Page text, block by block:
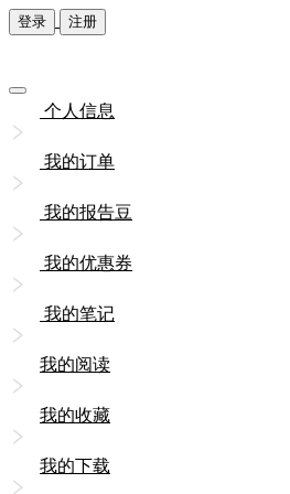
登录 注册
个人信息
我的订单
我的报告豆
我的优惠券
我的笔记
我的阅读
我的收藏
我的下载